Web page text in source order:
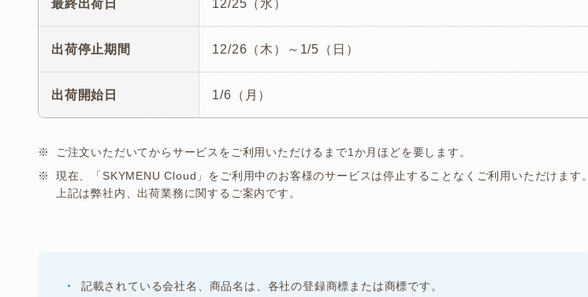
最終出荷日 12/25（水）
出荷停止期間 12/26（木）～1/5（日）
出荷開始日 1/6（月）
ご注文いただいてからサービスをご利用いただけるまで1か月ほどを要します。
現在、「SKYMENU Cloud」をご利用中のお客様のサービスは停止することなくご利用いただけます。
上記は弊社内、出荷業務に関するご案内です。
記載されている会社名、商品名は、各社の登録商標または商標です。